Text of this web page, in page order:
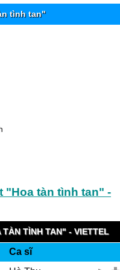
tình tan"
cạnh
"Hoa tàn tình tan" -
TÌNH TAN" - VIETTEL
Ca sĩ